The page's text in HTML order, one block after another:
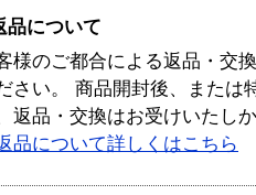
品について
様のご都合による返品・交
さい。 商品開封後、または
返品・交換はお受けいたし
品について詳しくはこちら